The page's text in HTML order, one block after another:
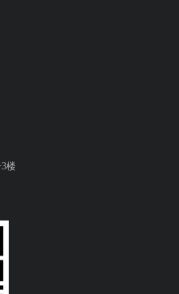
楼